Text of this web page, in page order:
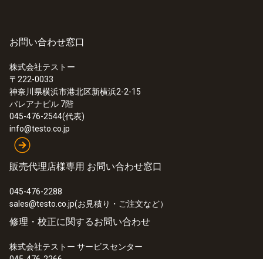
Black
:0633 3004 85
testo 300 LL NEXT LEVEL - 燃焼排ガス
分析計 長寿命O
+NOセンサ、CO4倍希釈機能搭載
¥460,000
お問い合わせ窓口
株式会社テストー
〒222-0033
神奈川県横浜市港北区新横浜2-2-15
パレアナビル 7階
045-476-2544(代表)
info@testo.co.jp
販売代理店様専用 お問い合わせ窓口
045-476-2288
sales@testo.co.jp(お見積り・ご注文など）
修理・校正に関するお問い合わせ
株式会社テストー サービスセンター